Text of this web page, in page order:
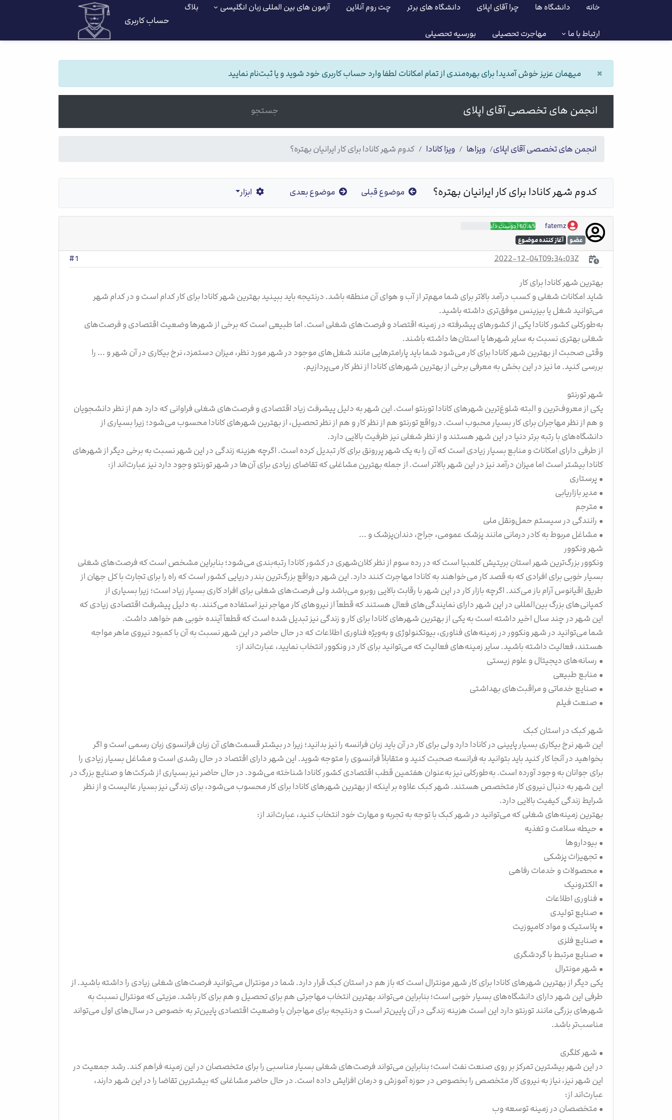
خانه دانشگاه ها چرا آقای اپلای دانشگاه های برتر چت روم آنلاین آزمون های بین المللی زبان انگلیسی بلاگ
ارتباط با ما مهاجرت تحصیلی بورسیه تحصیلی
حساب کاربری
میهمان عزیز خوش آمدید! برای بهره‌مندی از تمام امکانات لطفا وارد حساب کاربری خود شوید و یا ثبت‌نام نمایید ×
انجمن های تخصصی آقای اپلای جستجو
انجمن های تخصصی آقای اپلای ویزاها ویزا کانادا کدوم شهر کانادا برای کار ایرانیان بهتره؟
کدوم شهر کانادا برای کار ایرانیان بهتره؟ موضوع قبلی موضوع بعدی ابزار
fatemz
60.4% (دوست داشتنی)
عضو
آغاز کننده موضوع
2022-12-04T09:34:03Z
#1
بهترین شهر کانادا برای کار
شاید امکانات شغلی و کسب درآمد بالاتر برای شما مهم‌تر از آب و هوای آن منطقه باشد. درنتیجه باید ببینید بهترین شهر کانادا برای کار کدام است و در کدام شهر
می‌توانید شغل یا بیزینس موفق‌تری داشته باشید.
به‌طورکلی کشور کانادا یکی از کشورهای پیشرفته در زمینه اقتصاد و فرصت‌های شغلی است. اما طبیعی است که برخی از شهرها وضعیت اقتصادی و فرصت‌های
شغلی بهتری نسبت به سایر شهرها یا استان‌ها داشته باشند.
وقتی صحبت از بهترین شهر کانادا برای کار می‌شود شما باید پارامترهایی مانند شغل‌های موجود در شهر مورد نظر، میزان دستمزد، نرخ بیکاری در آن شهر و ... را
بررسی کنید. ما نیز در این بخش به معرفی برخی از بهترین شهرهای کانادا از نظر کار می‌پردازیم.
شهر تورنتو
یکی از معروف‌ترین و البته شلوغ‌ترین شهرهای کانادا تورنتو است. این شهر به دلیل پیشرفت زیاد اقتصادی و فرصت‌های شغلی فراوانی که دارد هم از نظر دانشجویان
و هم از نظر مهاجران برای کار بسیار محبوب است. درواقع تورنتو هم از نظر کار و هم از نظر تحصیل، از بهترین شهرهای کانادا محسوب می‌شود؛ زیرا بسیاری از
دانشگاه‌های با رتبه برتر دنیا در این شهر هستند و از نظر شغلی نیز ظرفیت بالایی دارد.
از طرفی دارای امکانات و منابع بسیار زیادی است که آن را به یک شهر پررونق برای کار تبدیل کرده است. اگرچه هزینه زندگی در این شهر نسبت به برخی دیگر از شهرهای
کانادا بیشتر است اما میزان درآمد نیز در این شهر بالاتر است. از جمله بهترین مشاغلی که تقاضای زیادی برای آن‌ها در شهر تورنتو وجود دارد نیز عبارت‌اند از:
• پرستاری
• مدیر بازاریابی
• مترجم
• رانندگی در سیستم حمل‌ونقل ملی
• مشاغل مربوط به کادر درمانی مانند پزشک عمومی، جراح، دندان‌پزشک و ...
شهر ونکوور
ونکوور بزرگ‌ترین شهر استان بریتیش کلمبیا است که در رده سوم از نظر کلان‌شهری در کشور کانادا رتبه‌بندی می‌شود؛ بنابراین مشخص است که فرصت‌های شغلی
بسیار خوبی برای افرادی که به قصد کار می‌خواهند به کانادا مهاجرت کنند دارد. این شهر درواقع بزرگ‌ترین بندر دریایی کشور است که راه را برای تجارت با کل جهان از
طریق اقیانوس آرام باز می‌کند. اگرچه بازار کار در این شهر با رقابت بالایی روبرو می‌باشد ولی فرصت‌های شغلی برای افراد کاری بسیار زیاد است؛ زیرا بسیاری از
کمپانی‌های بزرگ بین‌المللی در این شهر دارای نمایندگی‌های فعال هستند که قطعاً از نیروهای کار مهاجر نیز استفاده می‌کنند. به دلیل پیشرفت اقتصادی زیادی که
این شهر در چند سال اخیر داشته است به یکی از بهترین شهرهای کانادا برای کار و زندگی نیز تبدیل شده است که قطعاً آینده خوبی هم خواهد داشت.
شما می‌توانید در شهر ونکوور در زمینه‌های فناوری، بیوتکنولوژی و به‌ویژه فناوری اطلاعات که در حال حاضر در این شهر نسبت به آن با کمبود نیروی ماهر مواجه
هستند، فعالیت داشته باشید. سایر زمینه‌های فعالیت که می‌توانید برای کار در ونکوور انتخاب نمایید، عبارت‌اند از:
• رسانه‌های دیجیتال و علوم زیستی
• منابع طبیعی
• صنایع خدماتی و مراقبت‌های بهداشتی
• صنعت فیلم
شهر کبک در استان کبک
این شهر نرخ بیکاری بسیار پایینی در کانادا دارد ولی برای کار در آن باید زبان فرانسه را نیز بدانید؛ زیرا در بیشتر قسمت‌های آن زبان فرانسوی زبان رسمی است و اگر
بخواهید در آنجا کار کنید باید بتوانید به فرانسه صحبت کنید و متقابلاً فرانسوی را متوجه شوید. این شهر دارای اقتصاد در حال رشدی است و مشاغل بسیار زیادی را
برای جوانان به وجود آورده است. به‌طورکلی نیز به‌عنوان هفتمین قطب اقتصادی کشور کانادا شناخته می‌شود. در حال حاضر نیز بسیاری از شرکت‌ها و صنایع بزرگ در
این شهر به دنبال نیروی کار متخصص هستند. شهر کبک علاوه بر اینکه از بهترین شهرهای کانادا برای کار محسوب می‌شود، برای زندگی نیز بسیار عالیست و از نظر
شرایط زندگی کیفیت بالایی دارد.
بهترین زمینه‌های شغلی که می‌توانید در شهر کبک با توجه به تجربه و مهارت خود انتخاب کنید، عبارت‌اند از:
• حیطه سلامت و تغذیه
• بیوداروها
• تجهیزات پزشکی
• محصولات و خدمات رفاهی
• الکترونیک
• فناوری اطلاعات
• صنایع تولیدی
• پلاستیک و مواد کامپوزیت
• صنایع فلزی
• صنایع مرتبط با گردشگری
• شهر مونترال
یکی دیگر از بهترین شهرهای کانادا برای کار شهر مونترال است که باز هم در استان کبک قرار دارد. شما در مونترال می‌توانید فرصت‌های شغلی زیادی را داشته باشید. از
طرفی این شهر دارای دانشگاه‌های بسیار خوبی است؛ بنابراین می‌تواند بهترین انتخاب مهاجرتی هم برای تحصیل و هم برای کار باشد. مزیتی که مونترال نسبت به
شهرهای بزرگی مانند تورنتو دارد این است هزینه زندگی در آن پایین‌تر است و درنتیجه برای مهاجران با وضعیت اقتصادی پایین‌تر به خصوص در سال‌های اول می‌تواند
مناسب‌تر باشد.
• شهر کلگری
در این شهر بیشترین تمرکز بر روی صنعت نفت است؛ بنابراین می‌تواند فرصت‌های شغلی بسیار مناسبی را برای متخصصان در این زمینه فراهم کند. رشد جمعیت در
این شهر نیز، نیاز به نیروی کار متخصص را بخصوص در حوزه آموزش و درمان افزایش داده است. در حال حاضر مشاغلی که بیشترین تقاضا را در این شهر دارند،
عبارت‌اند از:
• متخصصان در زمینه توسعه وب